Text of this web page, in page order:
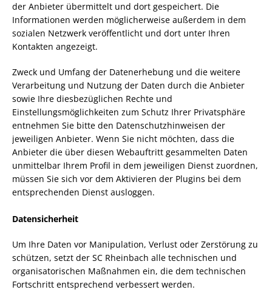
der Anbieter übermittelt und dort gespeichert. Die
Informationen werden möglicherweise außerdem in dem
sozialen Netzwerk veröffentlicht und dort unter Ihren
Kontakten angezeigt.
Zweck und Umfang der Datenerhebung und die weitere
Verarbeitung und Nutzung der Daten durch die Anbieter
sowie Ihre diesbezüglichen Rechte und
Einstellungsmöglichkeiten zum Schutz Ihrer Privatsphäre
entnehmen Sie bitte den Datenschutzhinweisen der
jeweiligen Anbieter. Wenn Sie nicht möchten, dass die
Anbieter die über diesen Webauftritt gesammelten Daten
unmittelbar Ihrem Profil in dem jeweiligen Dienst zuordnen,
müssen Sie sich vor dem Aktivieren der Plugins bei dem
entsprechenden Dienst ausloggen.
Datensicherheit
Um Ihre Daten vor Manipulation, Verlust oder Zerstörung zu
schützen, setzt der SC Rheinbach alle technischen und
organisatorischen Maßnahmen ein, die dem technischen
Fortschritt entsprechend verbessert werden.